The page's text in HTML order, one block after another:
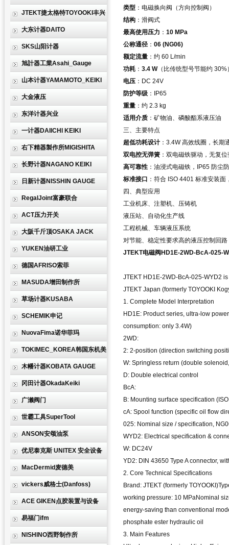
JTEKT捷太格特TOYOOKI丰兴
大东计器DAITO
SKS山阳计器
旭計器工業Asahi_Gauge
山本计器YAMAMOTO_KEIKI
大金液压
东洋计器兴业
一计器DAIICHI KEIKI
右下精器製作所MIGISHITA
长野计器NAGANO KEIKI
日新计器NISSHIN GAUGE
RegalJoint富豪联合
ACT压力开关
大阪千斤顶OSAKA JACK
YUKEN油研工业
德国AFRISO索菲
MASUDA增田制作所
草场计器KUSABA
SCHEMIK申记
NuovaFima诺华菲玛
TOKIMEC_KOREA韩国东机美
木幡计器KOBATA GAUGE
冈田计器OkadaKeiki
广濑阀门
世霸工具SuperTool
ANSON安颂油泵
优尼泰克斯 UNITEX 安全设备
MacDermid麦德美
vickers威格士(Danfoss)
ACE GIKEN点胶装置与设备
易福门ifm
NISHINO西野制作所
类型 ：电磁换向阀（方向控制阀）
结构 ：滑阀式
最高使用压力 ： 10 MPa
公称通径： 06 (NG06)
额定流量 ：约 60 L/min
功耗 ： 3.4 W（比传统型号节能约 30%
电压 ：DC 24V
防护等级 ：IP65
重量 ：约 2.3 kg
适用介质 ：矿物油、磷酸酯系液压油
三、主要特点
超低功耗设计 ：3.4W 高效线圈，长
双电控无弹簧 ：双电磁铁驱动，无复
高可靠性 ：油浸式电磁铁，IP65 防尘
标准接口 ：符合 ISO 4401 标准安装
四、典型应用
工业机床、注塑机、压铸机
液压站、自动化生产线
工程机械、车辆液压系统
对节能、稳定性要求高的液压控制回路
JTEKT电磁阀HD1E-2WD-BcA-025-
JTEKT HD1E-2WD-BcA-025-WYD2
JTEKT Japan (formerly TOYOOKI
1. Complete Model Interpretation
HD1E: Product series, ultra-low
consumption: only 3.4W)
2WD:
2: 2-position (direction switching
W: Springless return (double
D: Double electrical control
BcA:
B: Mounting surface specification
cA: Spool function (specific oil flow
025: Nominal size / specification,
WYD2: Electrical specification &
W: DC24V
YD2: DIN 43650 Type A connector,
2. Core Technical Specifications
Brand: JTEKT (formerly
working pressure: 10 MPaNominal
energy-saving than conventional
phosphate ester hydraulic oil
3. Main Features